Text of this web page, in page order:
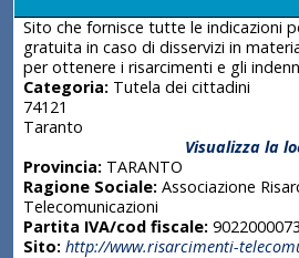
Sito che fornisce tutte le indicazioni
gratuita in caso di disservizi in
per ottenere i risarcimenti e gli
Categoria:Tutela dei cittadini
74121
Taranto
Visualizza la
Provincia:TARANTO
Ragione Sociale:Associazione
Telecomunicazioni
Partita IVA/cod fiscale:
Sito: http://www.risarcimenti-